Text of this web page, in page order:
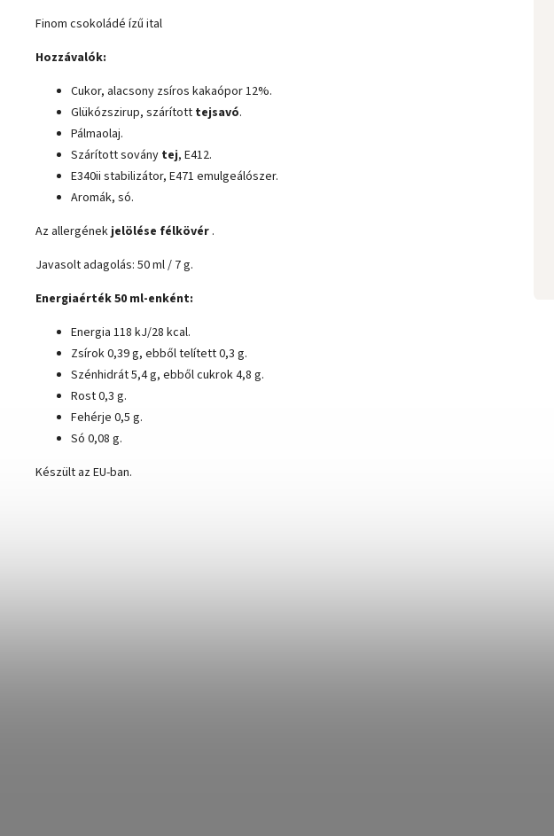
Finom csokoládé ízű ital
Hozzávalók:
Cukor, alacsony zsíros kakaópor 12%.
Glükózszirup, szárított tejsavó.
Pálmaolaj.
Szárított sovány tej, E412.
E340ii stabilizátor, E471 emulgeálószer.
Aromák, só.
Az allergénekjelölése félkövér .
Javasolt adagolás: 50 ml / 7 g.
Energiaérték 50 ml-enként:
Energia 118 kJ/28 kcal.
Zsírok 0,39 g, ebből telített 0,3 g.
Szénhidrát 5,4 g, ebből cukrok 4,8 g.
Rost 0,3 g.
Fehérje 0,5 g.
Só 0,08 g.
Készült az EU-ban.